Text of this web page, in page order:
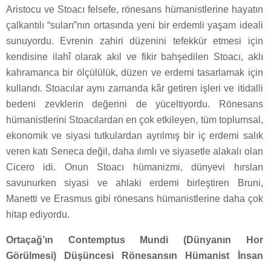
Aristocu ve Stoacı felsefe, rönesans hümanistlerine hayatın
çalkantılı “suları”nın ortasında yeni bir erdemli yaşam ideali
sunuyordu. Evrenin zahiri düzenini tefekkür etmesi için
kendisine ilahî olarak akıl ve fikir bahşedilen Stoacı, aklı
kahramanca bir ölçülülük, düzen ve erdemi tasarlamak için
kullandı. Stoacılar aynı zamanda kâr getiren işleri ve itidalli
bedeni zevklerin değerini de yüceltiyordu. Rönesans
hümanistlerini Stoacılardan en çok etkileyen, tüm toplumsal,
ekonomik ve siyasi tutkulardan ayrılmış bir iç erdemi salık
veren katı Seneca değil, daha ılımlı ve siyasetle alakalı olan
Cicero idi. Onun Stoacı hümanizmi, dünyevi hırsları
savunurken siyasi ve ahlaki erdemi birleştiren Bruni,
Manetti ve Erasmus gibi rönesans hümanistlerine daha çok
hitap ediyordu.
Ortaçağ’ın Contemptus Mundi (Dünyanın Hor
Görülmesi) Düşüncesi Rönesansın Hümanist İnsan